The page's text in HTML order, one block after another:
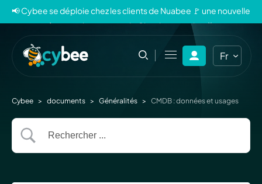
📢 Cybee se déploie chez les clients de Nuabee 🚩 une nouvelle
ère pour la sauvegarde Cloud souveraine 🐝
Fr
En
Cybee > documents > Généralités > CMDB : données et usages